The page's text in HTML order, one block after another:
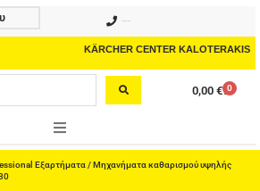
KÄRCHER CENTER KALOTERAKIS
0,00 € 0
Cart
Εξαρτήματα /Μηχανήματα καθαρισμού υψηλής